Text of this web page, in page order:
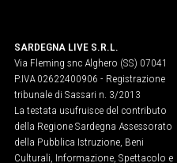
SARDEGNA LIVE S.R.L.
Via Fleming snc Alghero (SS) 07041
P.IVA 02622400906 - Registrazione
tribunale di Sassari n. 3/2013
La testata usufruisce del contributo
della Regione Sardegna Assessorato
della Pubblica Istruzione, Beni
Culturali, Informazione, Spettacolo e